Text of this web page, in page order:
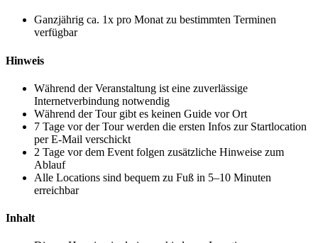
Ganzjährig ca. 1x pro Monat zu bestimmten Terminen
verfügbar
Hinweis
Während der Veranstaltung ist eine zuverlässige
Internetverbindung notwendig
Während der Tour gibt es keinen Guide vor Ort
7 Tage vor der Tour werden die ersten Infos zur Startlocation
per E-Mail verschickt
2 Tage vor dem Event folgen zusätzliche Hinweise zum
Ablauf
Alle Locations sind bequem zu Fuß in 5–10 Minuten
erreichbar
Inhalt